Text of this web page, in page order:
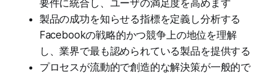
要件に統合し、ユーザの満足度を高めます
製品の成功を知らせる指標を定義し分析する
Facebookの戦略的かつ競争上の地位を理解
し、業界で最も認められている製品を提供する
プロセスが流動的で創造的な解決策が一般的で